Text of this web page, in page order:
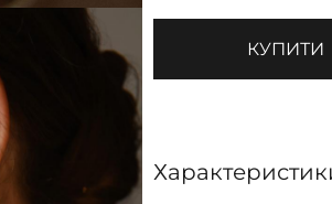
КУПИТИ